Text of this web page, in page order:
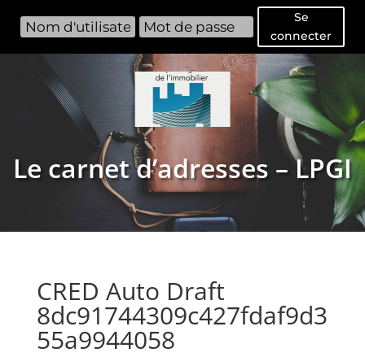
Se
connecter
Le carnet d’adresses – LPGI
CRED Auto Draft
8dc91744309c427fdaf9d3
55a9944058